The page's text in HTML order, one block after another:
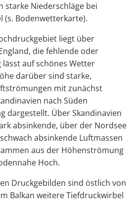
starke Niederschläge bei
(s. Bodenwetterkarte).
liegt über
die fehlende oder
lässt auf schönes Wetter
darüber sind starke,
mit zunächst
nach Süden
dargestellt. Über Skandinavien
absinkende, über der Nordsee
absinkende Luftmassen
aus der Höhenströmung
Hoch.
Druckgebilden sind östlich von
Balkan weitere Tiefdruckwirbel